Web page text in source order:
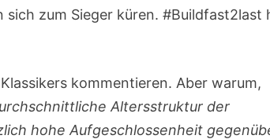
zum Sieger küren. #Buildfast2last
kommentieren. Aber warum,
Altersstruktur der
hohe Aufgeschlossenheit